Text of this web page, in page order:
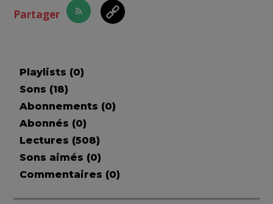
Partager
Playlists (0)
Sons (18)
Abonnements (0)
Abonnés (0)
Lectures (508)
Sons aimés (0)
Commentaires (0)